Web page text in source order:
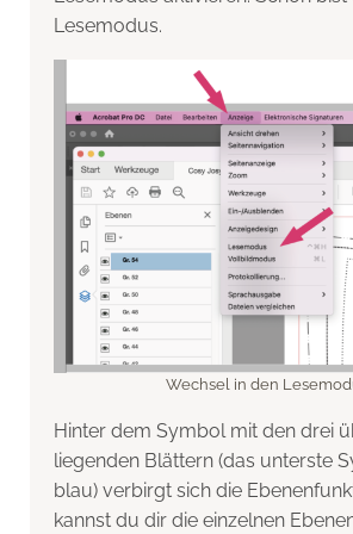
Lesemodus.
Wechsel in den
Hinter dem Symbol mit den drei
liegenden Blättern (das unterste
blau) verbirgt sich die
kannst du dir die einzelnen